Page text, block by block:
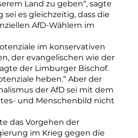
Land zu geben“, sagte
sei es gleichzeitig, dass die
AfD-Wählern im
im konservativen
der evangelischen wie der
der Limburger Bischof.
heben.“ Aber der
der AfD sei mit dem
und Menschenbild nicht
das Vorgehen der
im Krieg gegen die